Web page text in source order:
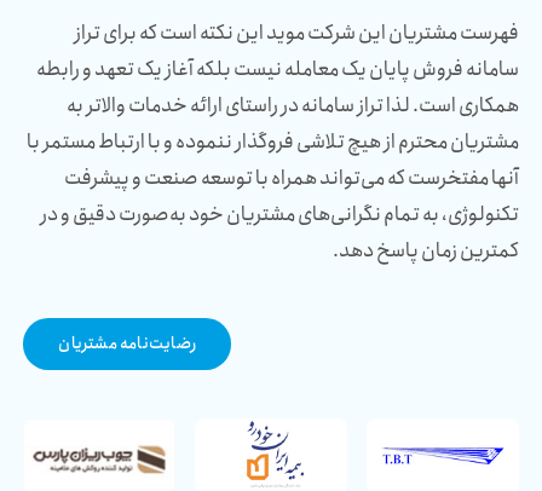
فهرست مشتریان این شرکت موید این نکته است که برای تراز
سامانه فروش پایان یک معامله نیست بلکه آغاز یک تعهد و رابطه
همکاری است. لذا تراز سامانه در راستای ارائه خدمات والاتر به
مشتریان محترم از هیچ تلاشی فروگذار ننموده و با ارتباط مستمر با
آنها مفتخرست که می‌تواند همراه با توسعه صنعت و پیشرفت
تکنولوژی، به تمام نگرانی‌های مشتریان خود به‌صورت دقیق و در
کمترین زمان پاسخ دهد.
رضایت‌نامه مشتریان